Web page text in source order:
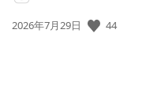
公
2026年7月29日 44